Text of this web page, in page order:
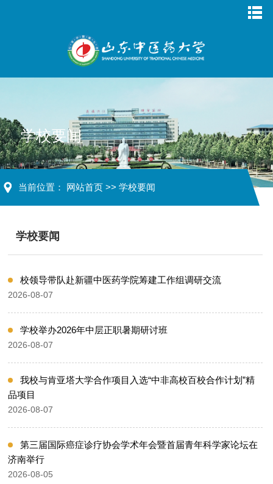
学校要闻
当前位置： 网站首页 >> 学校要闻
学校要闻
校领导带队赴新疆中医药学院筹建工作组调研交流
2026-08-07
学校举办2026年中层正职暑期研讨班
2026-08-07
我校与肯亚塔大学合作项目入选“中非高校百校合作计划”精
品项目
2026-08-07
第三届国际癌症诊疗协会学术年会暨首届青年科学家论坛在
济南举行
2026-08-05